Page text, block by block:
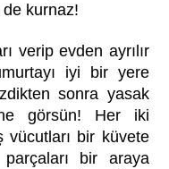
de kurnaz!
verip evden ayrılır
iyi bir yere
sonra yasak
görsün! Her iki
vücutları bir küvete
bir araya